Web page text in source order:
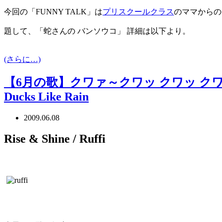
今回の「FUNNY TALK」はプリスクールクラスのママから
題して、「蛇さんの バンソウコ」 詳細は以下より。
(さらに…)
【6月の歌】クワァ～クワッ クワッ ク
Ducks Like Rain
2009.06.08
Rise & Shine / Ruffi